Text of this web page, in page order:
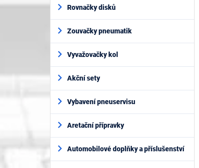
í
e
Rovnačky disků
Zouvačky pneumatik
Vyvažovačky kol
Akční sety
Vybavení pneuservisu
Aretační přípravky
Automobilové doplňky a příslušenství